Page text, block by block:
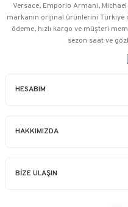
HESABIM
HAKKIMIZDA
BİZE ULAŞIN
Versace, Emporio Armani,
markanın orijinal ürünlerini
ödeme, hızlı kargo ve müşteri
sezon saat ve